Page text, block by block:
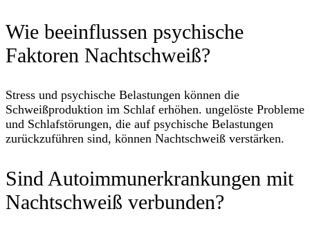
Wie beeinflussen psychische
Faktoren Nachtschweiß?
Stress und psychische Belastungen können die
Schweißproduktion im Schlaf erhöhen. ungelöste Probleme
und Schlafstörungen, die auf psychische Belastungen
zurückzuführen sind, können Nachtschweiß verstärken.
Sind Autoimmunerkrankungen mit
Nachtschweiß verbunden?